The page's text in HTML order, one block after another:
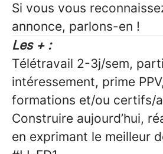
Si vous vous
annonce, parlons-en !
Les + :
Télétravail 2-3j/sem,
intéressement, prime
formations et/ou certifs/
Construire aujourd’hui,
en exprimant le meilleur